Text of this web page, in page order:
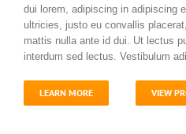
dui lorem, adipiscing in adipiscing
ultricies, justo eu convallis
mattis nulla ante id dui. Ut lectus
interdum sed lectus. Vestibulum
LEARN MORE VIEW